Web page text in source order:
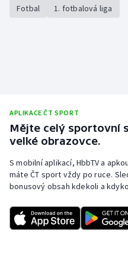
Fotbal 1. fotbalová liga
APLIKACE ČT SPORT
Mějte celý sportovní
velké obrazovce.
S mobilní aplikací, HbbTV a
máte ČT sport vždy po ruce.
bonusový obsah kdekoli a